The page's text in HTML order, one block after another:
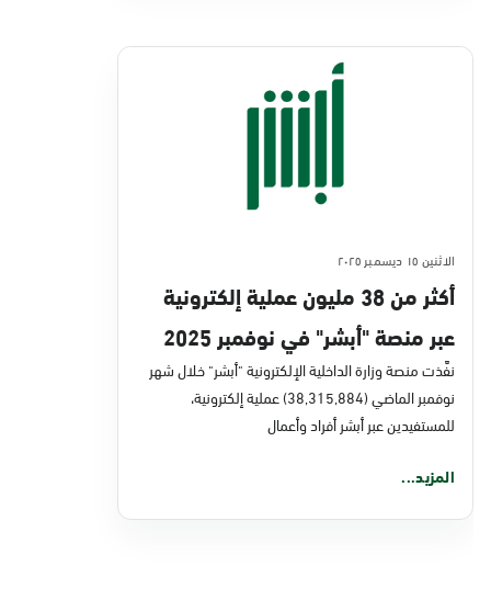
الاثنين ١٥ ديسمبر ٢٠٢٥
أكثر من 38 مليون عملية إلكترونية
عبر منصة "أبشر" في نوفمبر 2025
نفَّذت منصة وزارة الداخلية الإلكترونية "أبشر" خلال شهر
نوفمبر الماضي (38,315,884) عملية إلكترونية،
للمستفيدين عبر أبشر أفراد وأعمال
المزيد...